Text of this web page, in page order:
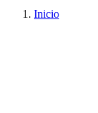
Inicio